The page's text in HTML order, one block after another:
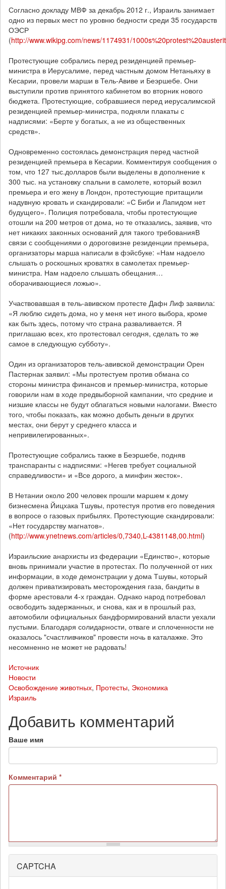
Согласно докладу МВФ за декабрь 2012 г., Израиль занимает
одно из первых мест по уровню бедности среди 35 государств
ОЭСР
(http://www.wikipg.com/news/1174931/
Протестующие собрались перед резиденцией премьер-
министра в Иерусалиме, перед частным домом Нетаньяху в
Кесарии, провели марши в Тель-Авиве и Беэршебе. Они
выступили против принятого кабинетом во вторник нового
бюджета. Протестующие, собравшиеся перед иерусалимской
резиденцией премьер-министра, подняли плакаты с
надписями: «Берте у богатых, а не из общественных
средств».
Одновременно состоялась демонстрация перед частной
резиденцией премьера в Кесарии. Комментируя сообщения о
том, что 127 тыс.долларов были выделены в дополнение к
300 тыс. на установку спальни в самолете, который возил
премьера и его жену в Лондон, протестующие притащили
надувную кровать и скандировали: «С Биби и Лапидом нет
будущего». Полиция потребовала, чтобы протестующие
отошли на 200 метров от дома, но те отказались, заявив, что
нет никаких законных оснований для такого требованияВ
связи с сообщениями о дороговизне резиденции премьера,
организаторы марша написали в фэйсбуке: «Нам надоело
слышать о роскошных кроватях в самолетах премьер-
министра. Нам надоело слышать обещания…
оборачивающиеся ложью».
Участвовавшая в тель-авивском протесте Дафн Лиф заявила:
«Я люблю сидеть дома, но у меня нет иного выбора, кроме
как быть здесь, потому что страна разваливается. Я
приглашаю всех, кто протестовал сегодня, сделать то же
самое в следующую субботу».
Один из организаторов тель-авивской демонстрации Орен
Пастернак заявил: «Мы протестуем против обмана со
стороны министра финансов и премьер-министра, которые
говорили нам в ходе предвыборной кампании, что средние и
низшие классы не будут облагаться новыми налогами. Вместо
того, чтобы показать, как можно добыть деньги в других
местах, они берут у среднего класса и
непривилегированных».
Протестующие собрались также в Беэршебе, подняв
транспаранты с надписями: «Негев требует социальной
справедливости» и «Все дорого, а минфин жесток».
В Нетании около 200 человек прошли маршем к дому
бизнесмена Йицхака Тшувы, протестуя против его поведения
в вопросе о газовых прибылях. Протестующие скандировали:
«Нет государству магнатов».
(http://www.ynetnews.com/articles/0,7340,L-4381148,00.html)
Израильские анархисты из федерации «Единство», которые
вновь принимали участие в протестах. По полученной от них
информации, в ходе демонстрации у дома Тшувы, который
должен приватизировать месторождения газа, бандиты в
форме арестовали 4-х граждан. Однако народ потребовал
освободить задержанных, и снова, как и в прошлый раз,
автомобили официальных бандформирований власти уехали
пустыми. Благодаря солидарности, отваге и сплоченности не
оказалось "счастливчиков" провести ночь в каталажке. Это
несомненно не может не радовать!
Источник
Новости
Освобождение животных, Протесты, Экономика
Израиль
Добавить комментарий
Ваше имя
Комментарий *
Более
подробная
CAPTCHA